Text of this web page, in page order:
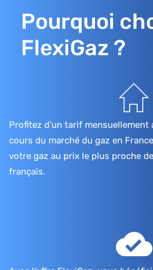
Pourquoi
FlexiGaz ?
Profitez d’un tarif
cours du marché du gaz en
votre gaz au prix le plus proche
français.